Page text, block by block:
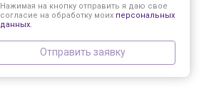
Нажимая на кнопку отправить я даю свое
согласие на обработку моих персональных
данных.
Отправить заявку